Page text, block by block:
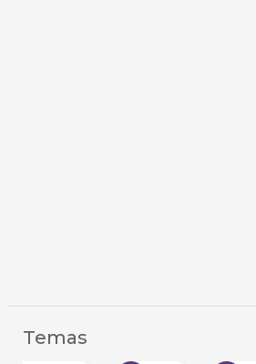
Temas